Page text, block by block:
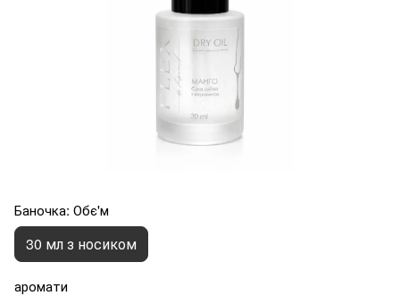
Баночка: Обє'м
30 мл з носиком
аромати